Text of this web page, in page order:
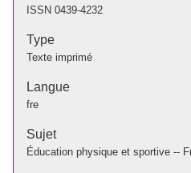
ISSN 0439-4232
Type
Texte imprimé
Langue
fre
Sujet
Éducation physique et sportive --